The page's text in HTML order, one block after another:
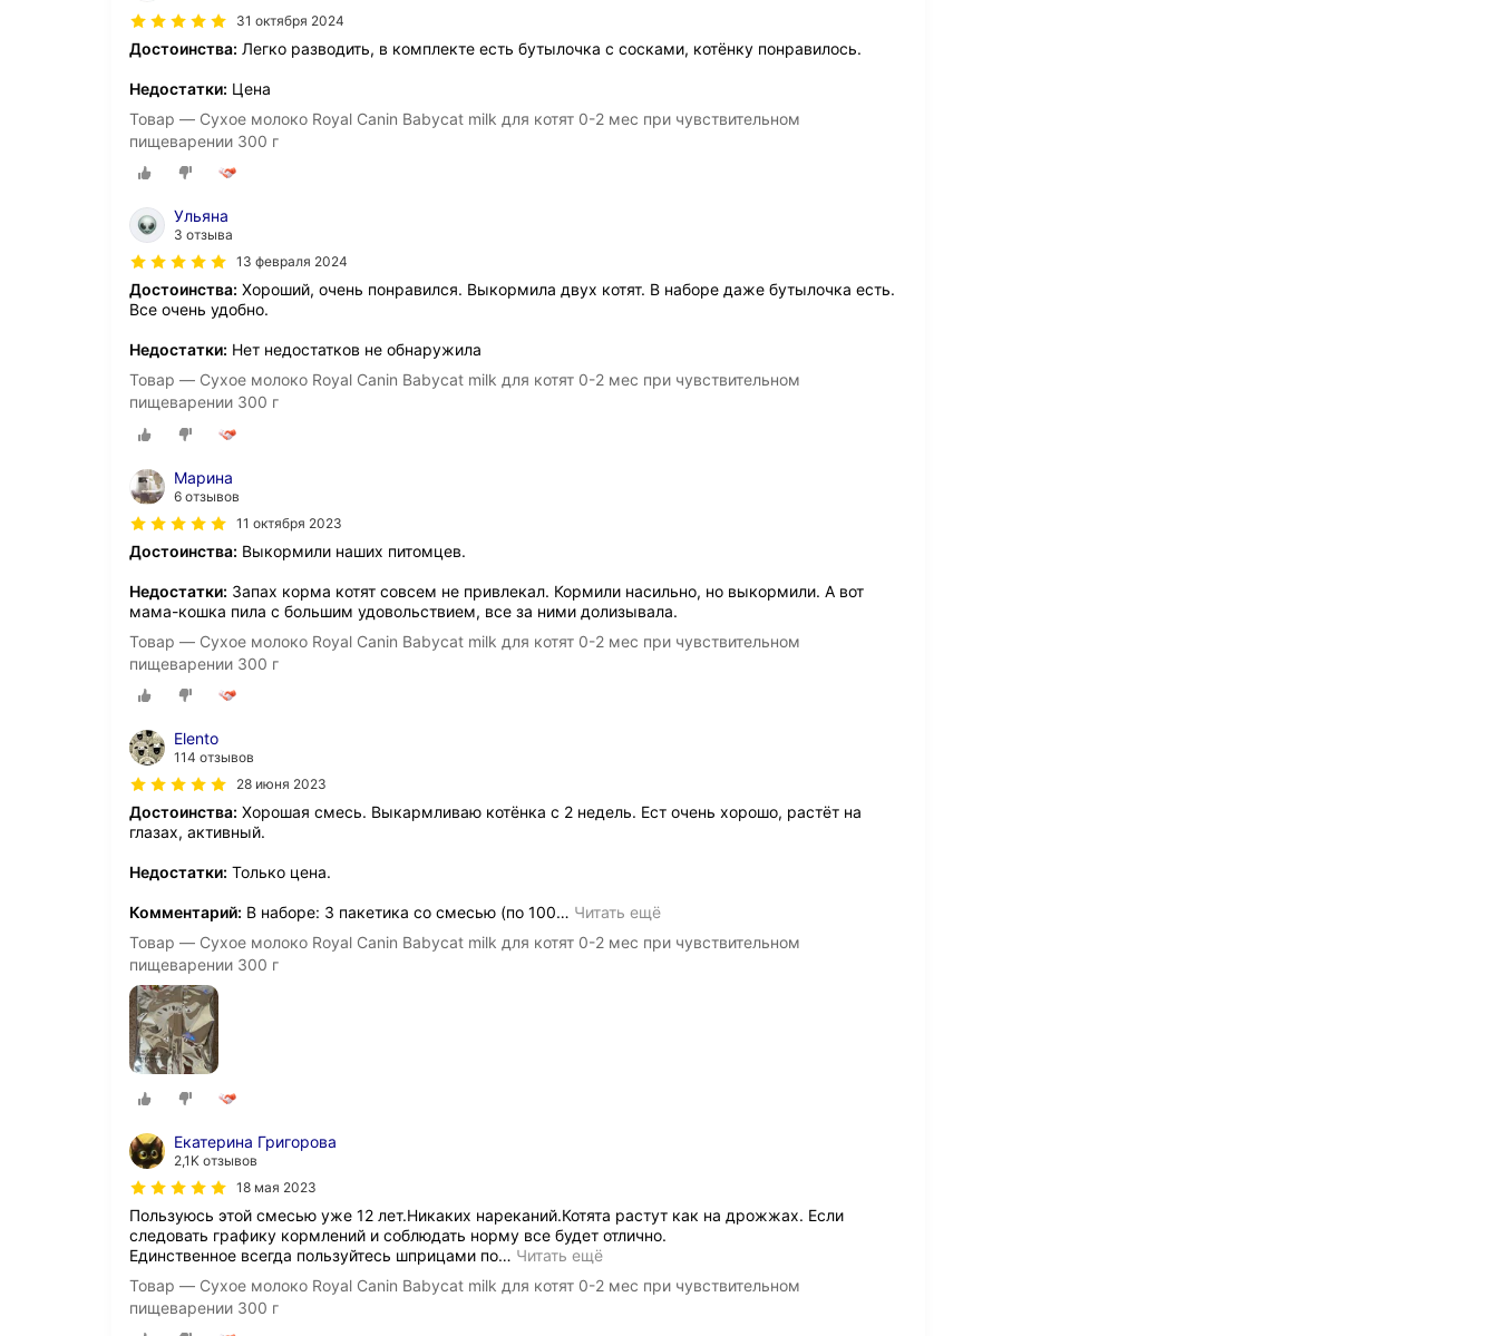
31 октября 2024
Достоинства: Легко разводить, в комплекте есть бутылочка с сосками, котёнку понравилось.
Недостатки: Цена
Товар — Сухое молоко Royal Canin Babycat milk для котят 0-2 мес при чувствительном
пищеварении 300 г
Ульяна
3 отзыва
13 февраля 2024
Достоинства: Хороший, очень понравился. Выкормила двух котят. В наборе даже бутылочка есть.
Все очень удобно.
Недостатки: Нет недостатков не обнаружила
Товар — Сухое молоко Royal Canin Babycat milk для котят 0-2 мес при чувствительном
пищеварении 300 г
Марина
6 отзывов
11 октября 2023
Достоинства: Выкормили наших питомцев.
Недостатки: Запах корма котят совсем не привлекал. Кормили насильно, но выкормили. А вот
мама-кошка пила с большим удовольствием, все за ними долизывала.
Товар — Сухое молоко Royal Canin Babycat milk для котят 0-2 мес при чувствительном
пищеварении 300 г
Elento
114 отзывов
28 июня 2023
Достоинства: Хорошая смесь. Выкармливаю котёнка с 2 недель. Ест очень хорошо, растёт на
глазах, активный.
Недостатки: Только цена.
Комментарий: В наборе: 3 пакетика со смесью (по 100… Читать ещё
Товар — Сухое молоко Royal Canin Babycat milk для котят 0-2 мес при чувствительном
пищеварении 300 г
Екатерина Григорова
2,1K отзывов
18 мая 2023
Пользуюсь этой смесью уже 12 лет.Никаких нареканий.Котята растут как на дрожжах. Если
следовать графику кормлений и соблюдать норму все будет отлично.
Единственное всегда пользуйтесь шприцами по… Читать ещё
Товар — Сухое молоко Royal Canin Babycat milk для котят 0-2 мес при чувствительном
пищеварении 300 г